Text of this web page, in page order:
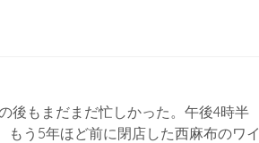
後もまだまだ忙しかった。午後4時半
う5年ほど前に閉店した西麻布のワイ